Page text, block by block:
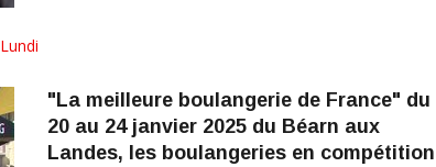
Lundi
"La meilleure boulangerie de France" du
20 au 24 janvier 2025 du Béarn aux
Landes, les boulangeries en compétition